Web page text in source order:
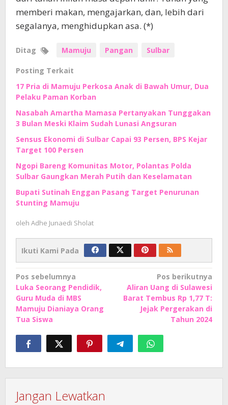
memberi makan, mengajarkan, dan, lebih dari
segalanya, menghidupkan asa. (*)
Ditag Mamuju Pangan Sulbar
Posting Terkait
17 Pria di Mamuju Perkosa Anak di Bawah Umur, Dua
Pelaku Paman Korban
Nasabah Amartha Mamasa Pertanyakan Tunggakan
3 Bulan Meski Klaim Sudah Lunasi Angsuran
Sensus Ekonomi di Sulbar Capai 93 Persen, BPS Kejar
Target 100 Persen
Ngopi Bareng Komunitas Motor, Polantas Polda
Sulbar Gaungkan Merah Putih dan Keselamatan
Bupati Sutinah Enggan Pasang Target Penurunan
Stunting Mamuju
oleh Adhe Junaedi Sholat
Ikuti Kami Pada
Navigasi
pos
Pos sebelumnya
Luka Seorang Pendidik,
Guru Muda di MBS
Mamuju Dianiaya Orang
Tua Siswa
Pos berikutnya
Aliran Uang di Sulawesi
Barat Tembus Rp 1,77 T:
Jejak Pergerakan di
Tahun 2024
Jangan Lewatkan